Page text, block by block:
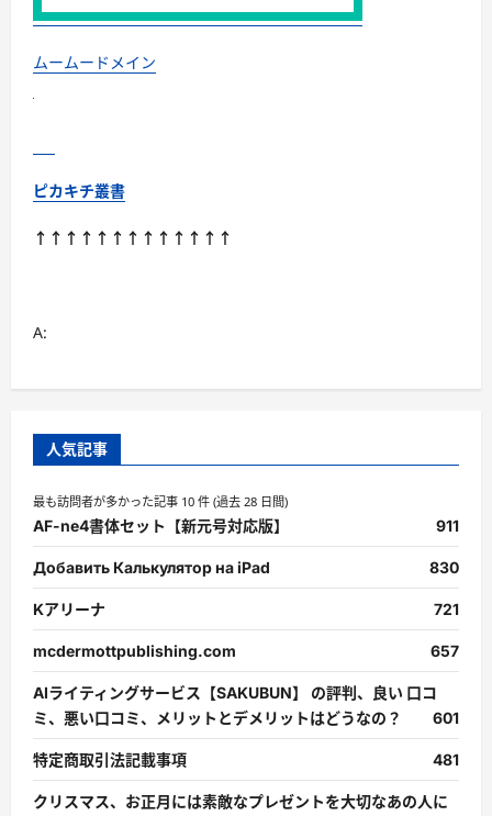
説】
に
ムームードメイン
ピカキチ叢書
↑↑↑↑↑↑↑↑↑↑↑↑↑
A:
人気記事
最も訪問者が多かった記事 10 件 (過去 28 日間)
AF-ne4書体セット【新元号対応版】 911
Добавить Калькулятор на iPad 830
Kアリーナ 721
mcdermottpublishing.com 657
AIライティングサービス【SAKUBUN】 の評判、良い 口コ
ミ、悪い口コミ、メリットとデメリットはどうなの？
601
特定商取引法記載事項 481
クリスマス、お正月には素敵なプレゼントを大切なあの人に